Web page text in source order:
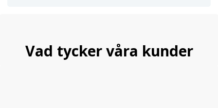
Vad tycker våra kunder